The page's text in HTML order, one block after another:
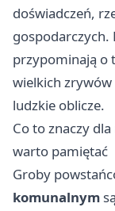
doświadczeń,
gospodarczych.
przypominają o
wielkich
ludzkie oblicze.
Co to znaczy
warto pamiętać
Groby
komunalnym